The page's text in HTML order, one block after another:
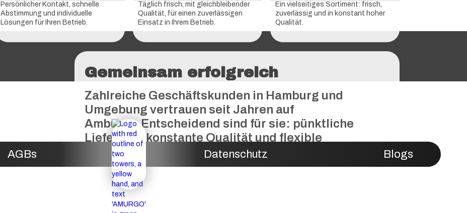
Persönlicher Kontakt, schnelle
Abstimmung und individuelle
Lösungen für Ihren Betrieb.
Täglich frisch, mit gleichbleibender
Qualität, für einen zuverlässigen
Einsatz in Ihrem Betrieb.
Ein vielseitiges Sortiment: frisch,
zuverlässig und in konstant hoher
Qualität.
Gemeinsam erfolgreich
Zahlreiche Geschäftskunden in Hamburg und
Umgebung vertrauen seit Jahren auf
Amburgo.Entscheidend sind für sie: pünktliche
Lieferung, konstante Qualität und flexible
Zusammenarbeit.
AGBs Datenschutz Blogs